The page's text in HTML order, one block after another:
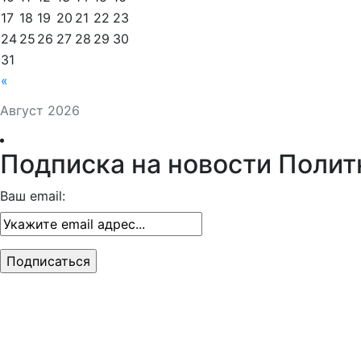
Август 2026
«
17 18 19 20 21 22 23
24 25 26 27 28 29 30
31
Подписка на новости
Ваш email: